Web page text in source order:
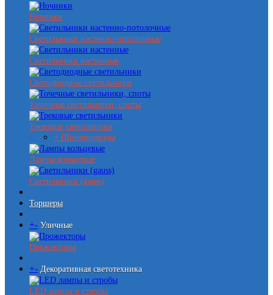
Ночники
Светильники настенно-потолочные
Светильники настенные
Светодиодные светильники
Точечные светильники, споты
Трековые светильники
+ Шинопроводы
Лампы кольцевые
Светильники (gauss)
Торшеры
+- Уличные
Прожекторы
+- Декоративная светотехника
LED лампы и стробы